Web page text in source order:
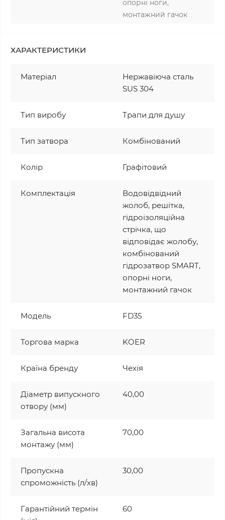
опорні ноги,
монтажний гачок
ХАРАКТЕРИСТИКИ
Матеріал
Нержавіюча сталь
SUS 304
Тип виробу Трапи для душу
Тип затвора Комбінований
Колір Графітовий
Комплектація
Водовідвідний
жолоб, решітка,
гідроізоляційна
стрічка, що
відповідає жолобу,
комбінований
гідрозатвор SMART,
опорні ноги,
монтажний гачок
Модель FD35
Торгова марка KOER
Країна бренду Чехія
Діаметр випускного
отвору (мм)
40,00
Загальна висота
монтажу (мм)
70,00
Пропускна
спроможність (л/хв)
30,00
Гарантійний термін
60